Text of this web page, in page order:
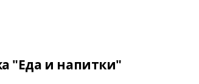
"Еда и напитки"